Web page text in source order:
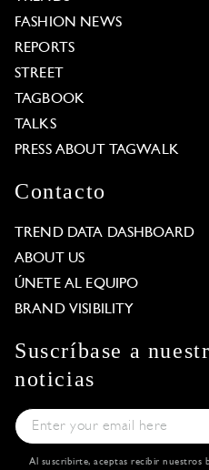
FASHION NEWS
REPORTS
STREET
TAGBOOK
TALKS
PRESS ABOUT TAGWALK
Contacto
TREND DATA DASHBOARD
ABOUT US
ÚNETE AL EQUIPO
BRAND VISIBILITY
Suscríbase a
noticias
Al suscribirte, aceptas recibir nuestros